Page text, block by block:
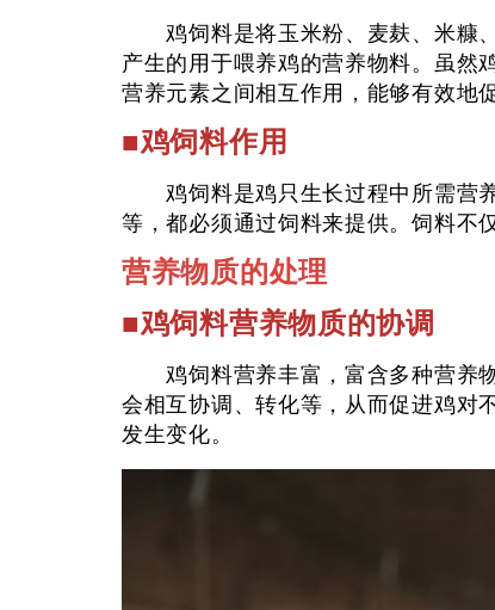
鸡饲料是将玉米粉、麦麸、米糠、
产生的用于喂养鸡的营养物料。虽然
营养元素之间相互作用，能够有效地
■鸡饲料作用
鸡饲料是鸡只生长过程中所需营养
等，都必须通过饲料来提供。饲料不
营养物质的处理
■鸡饲料营养物质的协调
鸡饲料营养丰富，富含多种营养物
会相互协调、转化等，从而促进鸡对
发生变化。